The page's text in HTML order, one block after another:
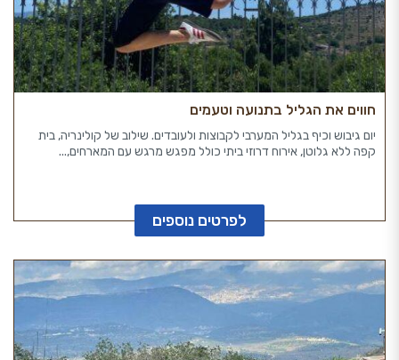
חווים את הגליל בתנועה וטעמים
יום גיבוש וכיף בגליל המערבי לקבוצות ולעובדים. שילוב של קולינריה, בית
קפה ללא גלוטן, אירוח דרוזי ביתי כולל מפגש מרגש עם המארחים,...
לפרטים נוספים